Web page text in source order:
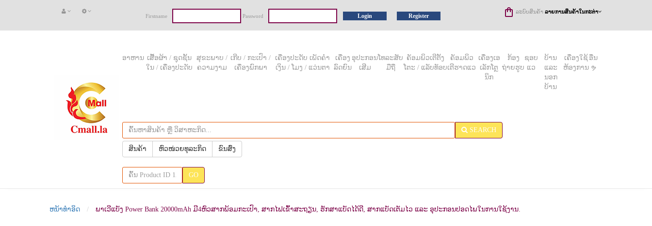
ລະບົບສິນຄ້າ ລາຍການສິນຄ້າໃນກະຕ່າ
Firstname Password Login Register
ອາຫານ ເສື້ອຜ້າ / ຊຸດຊັ້ນ
ໃນ / ເຄື່ອງປະດັບ
ສຸຂະພາບ /
ຄວາມງາມ
ເກີບ / ກະເປົາ /
ເຄື່ອງພົກພາ
ເຄື່ອງປະດັບ ເພັດຄໍາ
ເງິນ / ໂມງ / ແວ່ນຕາ
ເຄື່ອງ
ລົດຍົນ
ອຸປະກອນ
ເສີມ
ໂທລະສັບ
ມືຖື
ຄັອມພິວເຕີຕັ້ງ
ໂຕະ / ແລັບທັອບ
ຄັອມພິວ
ເຕີຮາດແວ
ເຄື່ອງເອ
ເລັກໂຕຼ
ນິກ
ກ້ອງ
ຖ່າຍຮູບ
ຊອບ
ແວ
ບ້ານ
ແລະ
ນອກ
ບ້ານ
ເຄື່ອງໃຊ້
ຫ້ອງການ
ອື່ນ
ຯ
SEARCH
ສິນຄ້າ ຫົວໜ່ວຍທຸລະກິດ ຂົນສົ່ງ
GO
ຫນ້າທຳອິດ ພາເວີແບັງ Power Bank 20000mAh ມີ4ຫົວສາກພ້ອມກະເປົາ, ສາກໄຟເຂົ້າສະຖຽນ, ຮັກສາແບັດໄດ້ດີ, ສາກແບັດເຕັມໄວ ແລະ ອຸປະກອນປອດໄພໃນການໃຊ້ງານ.